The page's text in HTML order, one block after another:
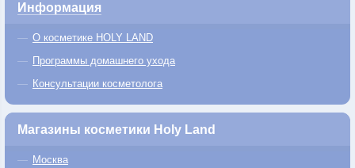
Информация
О косметике HOLY LAND
Программы домашнего ухода
Консультации косметолога
Магазины косметики Holy Land
Москва